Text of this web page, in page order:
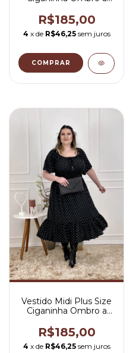
Aline
R$185,00
4 x de R$46,25 sem juros
COMPRAR
Vestido Midi Plus Size
Ciganinha Ombro a
- Aline
R$185,00
4 x de R$46,25 sem juros